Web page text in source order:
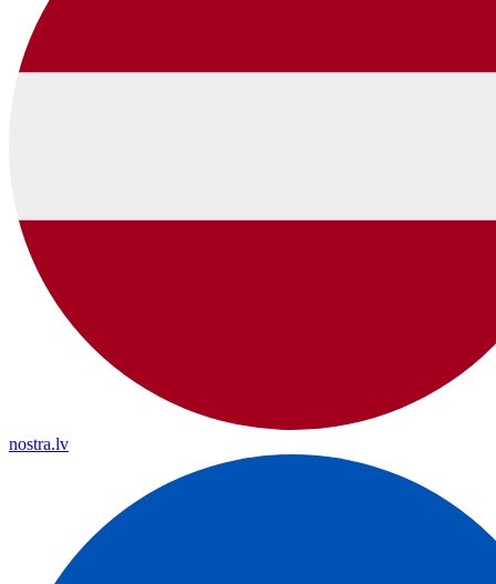
nostra.lv